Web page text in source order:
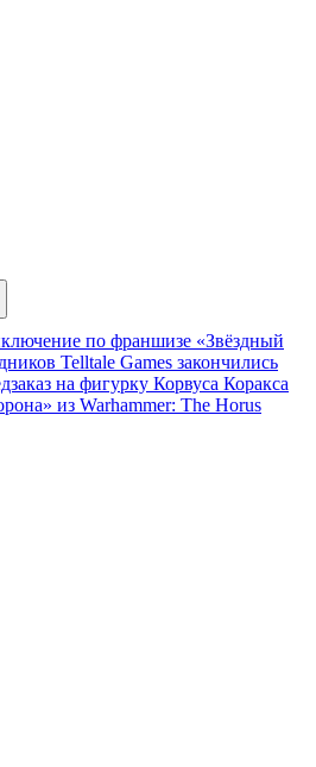
по франшизе «Звёздный
Telltale Games закончились
на фигурку Корвуса Коракса
из Warhammer: The Horus